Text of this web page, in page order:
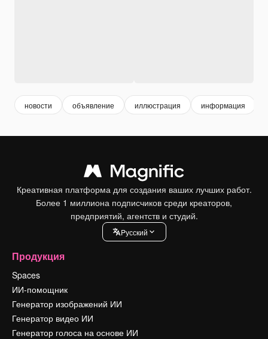
новости объявление иллюстрация информация
Креативная платформа для создания ваших лучших работ.
Более 1 миллиона подписчиков среди креаторов,
предприятий, агентств и студий.
Pусский
Продукция
Spaces
ИИ-помощник
Генератор изображений ИИ
Генератор видео ИИ
Генератор голоса на основе ИИ